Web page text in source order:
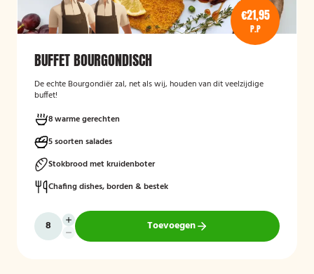
€21,95
P.P
BUFFET BOURGONDISCH
De echte Bourgondiër zal, net als wij, houden van dit veelzijdige
buffet!
8 warme gerechten
5 soorten salades
Stokbrood met kruidenboter
Chafing dishes, borden & bestek
Toevoegen